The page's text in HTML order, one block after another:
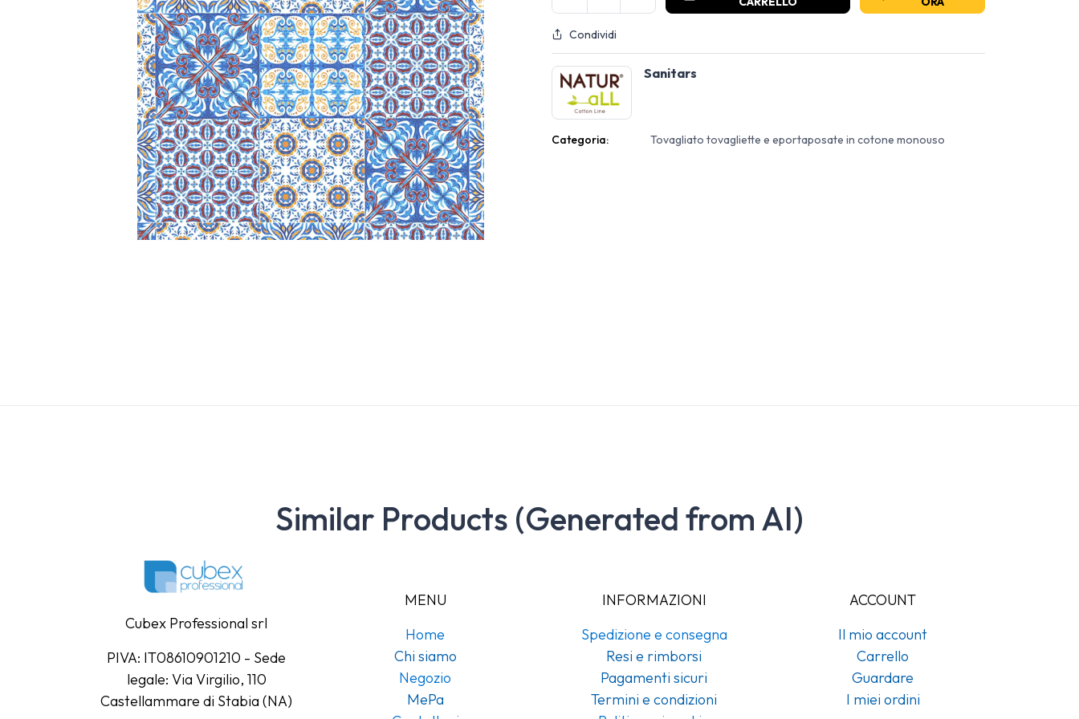
Condividi
Sanitars
Categoria: Tovagliato tovagliette e eportaposate in cotone monouso
Similar Products (Generated from AI)
Cubex Professional srl
PIVA: IT08610901210 - Sede
legale: Via Virgilio, 110
Castellammare di Stabia (NA)
MENU
Home
Chi siamo
Negozio
MePa
INFORMAZIONI
Spedizione e consegna
Resi e rimborsi
Pagamenti sicuri
Termini e condizioni
ACCOUNT
Il mio account
Carrello
Guardare
I miei ordini